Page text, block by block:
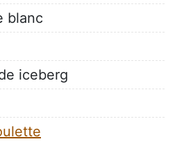
blanc
iceberg